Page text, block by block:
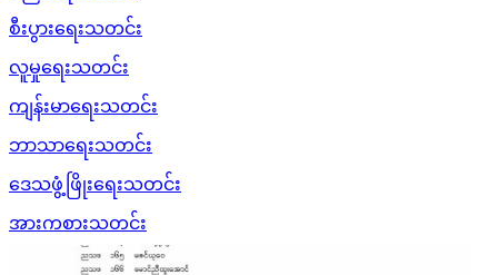
စီးပွားရေးသတင်း
လူမှုရေးသတင်း
ကျန်းမာရေးသတင်း
ဘာသာရေးသတင်း
ဒေသဖွံ့ဖြိုးရေးသတင်း
အားကစားသတင်း